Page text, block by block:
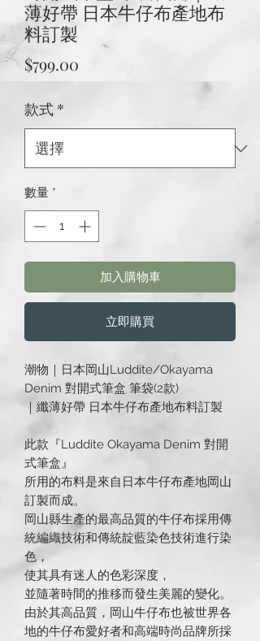
薄好帶 日本牛仔布產地布
料訂製
$799.00
款式 *
數量 *
加入購物車
立即購買
潮物｜日本岡山Luddite/Okayama
Denim 對開式筆盒 筆袋(2款)
｜纖薄好帶 日本牛仔布產地布料訂製
此款『Luddite Okayama Denim 對開
式筆盒』
所用的布料是來自日本牛仔布產地岡山
訂製而成。
岡山縣生產的最高品質的牛仔布採用傳
統編織技術和傳統靛藍染色技術進行染
色，
使其具有迷人的色彩深度，
並隨著時間的推移而發生美麗的變化。
由於其高品質，岡山牛仔布也被世界各
地的牛仔布愛好者和高端時尚品牌所採